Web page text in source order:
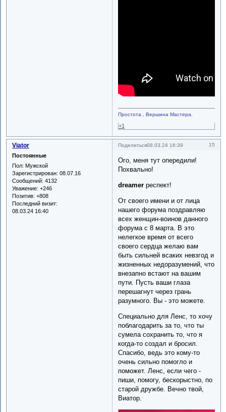
Простота , Вершина Мастера.
+1
Поделиться 15
08.03.24 16:39
Viator
Постоянные
Пол: Мужской
Зарегистрирован: 08.07.16
Сообщений: 4132
Уважение: +246
Позитив: +808
Последний визит:
08.03.24 16:40
Ого, меня тут опередили!
Похвально!
dreamer респект!
От своего имени и от лица
нашего форума поздравляю
всех женщин-воинов данного
форума с 8 марта. В это
нелегкое время от всего
своего сердца желаю вам
быть сильней всаких невзгод и
жизненных недоразумений, что
внезапно встают на вашим
пути. Пусть ваши глаза
перешагнут через грань
разумного. Вы - это можете.
Специально для Ленс, то хочу
поблагодарить за то, что ты
сумела сохранить то, что я
когда-то создал и бросил.
Спасибо, ведь это кому-то
очень сильно помогло и
поможет. Ленс, если чего -
пиши, помогу, бескорыстно, по
старой дружбе. Вечно твой,
Виатор.